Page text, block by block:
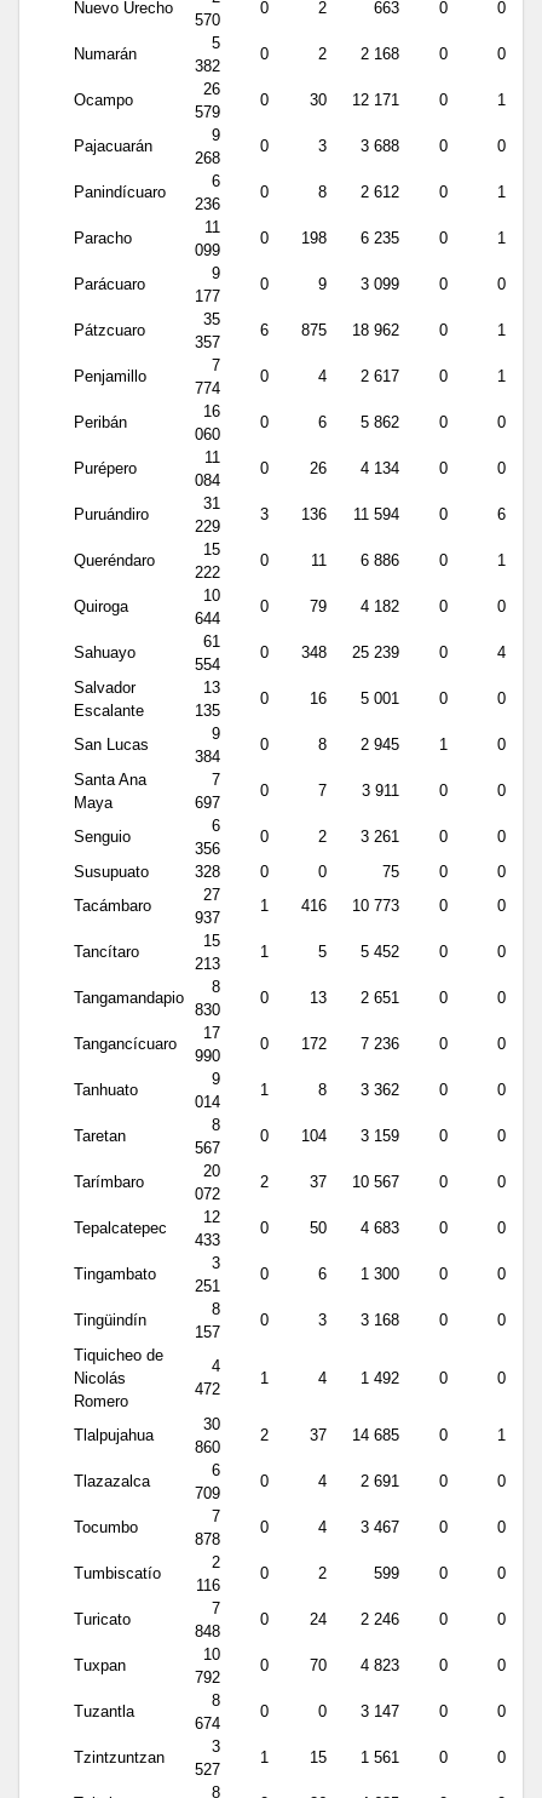
Nuevo Urecho
570
0 2 663 0 0
Numarán
5
382
0 2 2 168 0 0
Ocampo
26
579
0 30 12 171 0 1
Pajacuarán
9
268
0 3 3 688 0 0
Panindícuaro
6
236
0 8 2 612 0 1
Paracho
11
099
0 198 6 235 0 1
Parácuaro
9
177
0 9 3 099 0 0
Pátzcuaro
35
357
6 875 18 962 0 1
Penjamillo
7
774
0 4 2 617 0 1
Peribán
16
060
0 6 5 862 0 0
Purépero
11
084
0 26 4 134 0 0
Puruándiro
31
229
3 136 11 594 0 6
Queréndaro
15
222
0 11 6 886 0 1
Quiroga
10
644
0 79 4 182 0 0
Sahuayo
61
554
0 348 25 239 0
4
Salvador
Escalante
13
135
0 16 5 001 0 0
San Lucas
9
384
0 8 2 945 1
0
Santa Ana
Maya
7
697
0 7 3 911 0 0
Senguio
6
356
0 2 3 261 0
0
Susupuato
328 0 0 75 0
0
Tacámbaro
27
937
1 416 10 773 0 0
Tancítaro
15
213
1 5 5 452 0 0
Tangamandapio
8
830
0 13 2 651 0 0
Tangancícuaro
17
990
0 172 7 236 0 0
Tanhuato
9
014
1 8 3 362 0 0
Taretan
8
567
0 104 3 159 0 0
Tarímbaro
20
072
2 37 10 567 0 0
Tepalcatepec
12
433
0 50 4 683 0 0
Tingambato
3
251
0 6 1 300 0 0
Tingüindín
8
157
0 3 3 168 0
0
Tiquicheo de
Nicolás
Romero
4
472
1 4 1 492 0 0
Tlalpujahua
30
860
2 37 14 685 0 1
Tlazazalca
6
709
0 4 2 691 0 0
Tocumbo
7
878
0 4 3 467 0 0
Tumbiscatío
2
116
0 2 599 0 0
Turicato
7
848
0 24 2 246 0 0
Tuxpan
10
792
0 70 4 823 0 0
Tuzantla
8
674
0 0 3 147 0 0
Tzintzuntzan
3
527
1 15 1 561 0 0
8